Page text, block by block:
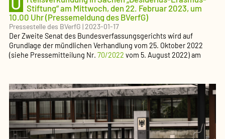
Stiftung“ am Mittwoch, den 22. Februar 2023, um
10.00 Uhr (Pressemeldung des BVerfG)
Pressestelle des BVerfG |2023-01-17
Der Zweite Senat des Bundesverfassungsgerichts wird auf
Grundlage der mündlichen Verhandlung vom 25. Oktober 2022
(siehe Pressemitteilung Nr. 70/2022 vom 5. August 2022) am